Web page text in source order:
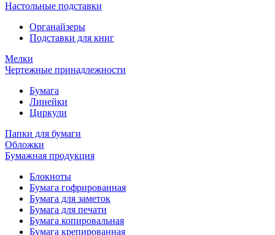
Настольные подставки
Органайзеры
Подставки для книг
Мелки
Чертежные принадлежности
Бумага
Линейки
Циркули
Папки для бумаги
Обложки
Бумажная продукция
Блокноты
Бумага гофрированная
Бумага для заметок
Бумага для печати
Бумага копировальная
Бумага крепированная